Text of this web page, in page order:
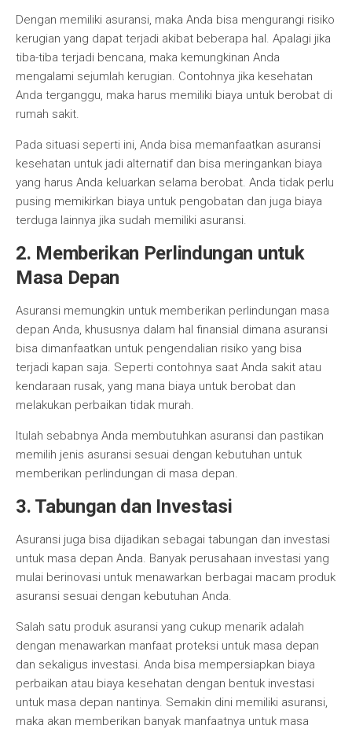
Dengan memiliki asuransi, maka Anda bisa mengurangi risiko
kerugian yang dapat terjadi akibat beberapa hal. Apalagi jika
tiba-tiba terjadi bencana, maka kemungkinan Anda
mengalami sejumlah kerugian. Contohnya jika kesehatan
Anda terganggu, maka harus memiliki biaya untuk berobat di
rumah sakit.
Pada situasi seperti ini, Anda bisa memanfaatkan asuransi
kesehatan untuk jadi alternatif dan bisa meringankan biaya
yang harus Anda keluarkan selama berobat. Anda tidak perlu
pusing memikirkan biaya untuk pengobatan dan juga biaya
terduga lainnya jika sudah memiliki asuransi.
2. Memberikan Perlindungan untuk
Masa Depan
Asuransi memungkin untuk memberikan perlindungan masa
depan Anda, khususnya dalam hal finansial dimana asuransi
bisa dimanfaatkan untuk pengendalian risiko yang bisa
terjadi kapan saja. Seperti contohnya saat Anda sakit atau
kendaraan rusak, yang mana biaya untuk berobat dan
melakukan perbaikan tidak murah.
Itulah sebabnya Anda membutuhkan asuransi dan pastikan
memilih jenis asuransi sesuai dengan kebutuhan untuk
memberikan perlindungan di masa depan.
3. Tabungan dan Investasi
Asuransi juga bisa dijadikan sebagai tabungan dan investasi
untuk masa depan Anda. Banyak perusahaan investasi yang
mulai berinovasi untuk menawarkan berbagai macam produk
asuransi sesuai dengan kebutuhan Anda.
Salah satu produk asuransi yang cukup menarik adalah
dengan menawarkan manfaat proteksi untuk masa depan
dan sekaligus investasi. Anda bisa mempersiapkan biaya
perbaikan atau biaya kesehatan dengan bentuk investasi
untuk masa depan nantinya. Semakin dini memiliki asuransi,
maka akan memberikan banyak manfaatnya untuk masa